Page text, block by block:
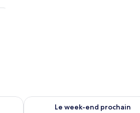
end août 14 - août 16
Le week-end prochain
Vérifier la disponibilité pour le